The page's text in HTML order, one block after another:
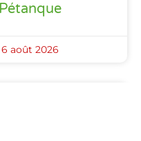
6 août 2026